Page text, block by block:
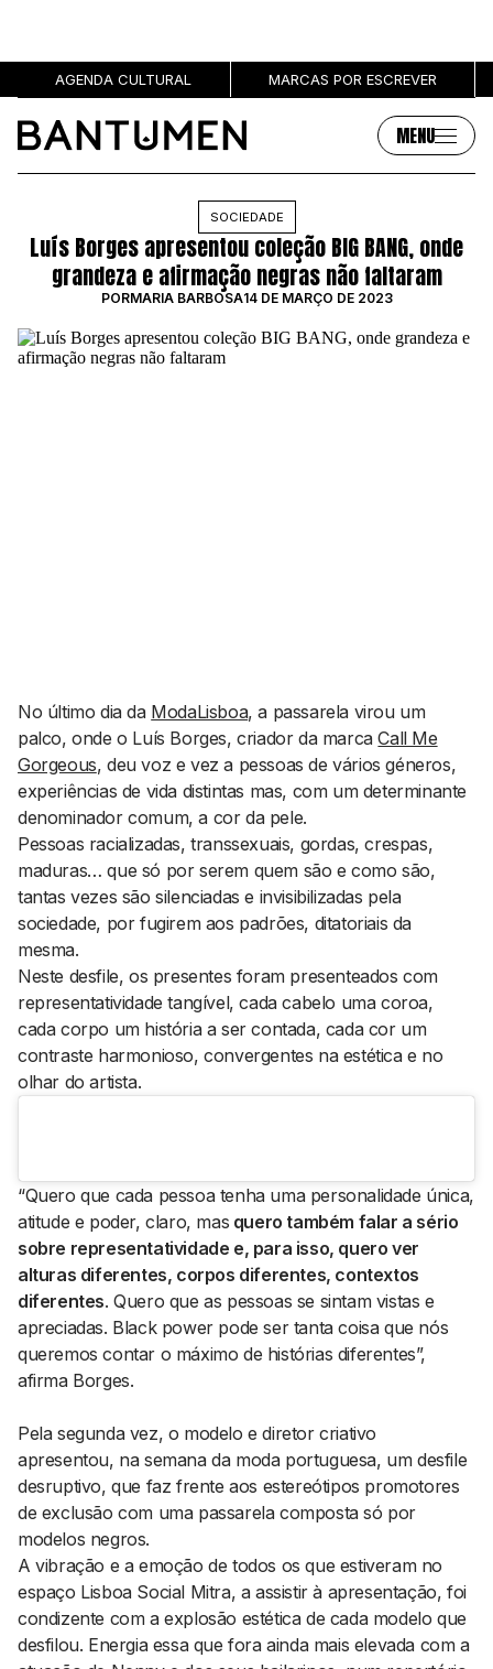
AGENDA CULTURAL MARCAS POR ESCREVER
MENU
MÚSICA
SOCIEDADE
GRL PWR
ENTREVISTAS
Sobre
SOBRE NÓS
PUBLICIDADE
MARCAS
Contactos
EMAIL
GERAL@BANTUMEN.COM
WHATSAPP
+351 912 127 577
Pesquisar
SOCIEDADE
Luís Borges apresentou coleção BIG BANG, onde
grandeza e afirmação negras não faltaram
PORMARIA BARBOSA14 DE MARÇO DE 2023
No último dia da ModaLisboa, a passarela virou um
palco, onde o Luís Borges, criador da marcaCall Me
Gorgeous, deu voz e vez a pessoas de vários géneros,
experiências de vida distintas mas, com um determinante
denominador comum, a cor da pele.
Pessoas racializadas, transsexuais, gordas, crespas,
maduras… que só por serem quem são e como são,
tantas vezes são silenciadas e invisibilizadas pela
sociedade, por fugirem aos padrões, ditatoriais da
mesma.
Neste desfile, os presentes foram presenteados com
representatividade tangível, cada cabelo uma coroa,
cada corpo um história a ser contada, cada cor um
contraste harmonioso, convergentes na estética e no
olhar do artista.
“Quero que cada pessoa tenha uma personalidade única,
atitude e poder, claro, mas quero também falar a sério
sobre representatividade e, para isso, quero ver
alturas diferentes, corpos diferentes, contextos
diferentes. Quero que as pessoas se sintam vistas e
apreciadas. Black powerpode ser tanta coisa que nós
queremos contar o máximo de histórias diferentes”,
afirma Borges.
Pela segunda vez, o modelo e diretor criativo
apresentou, na semana da moda portuguesa, um desfile
desruptivo, que faz frente aos estereótipos promotores
de exclusão com uma passarela composta só por
modelos negros.
A vibração e a emoção de todos os que estiveram no
espaço Lisboa Social Mitra, a assistir à apresentação, foi
condizente com a explosão estética de cada modelo que
desfilou. Energia essa que fora ainda mais elevada com a